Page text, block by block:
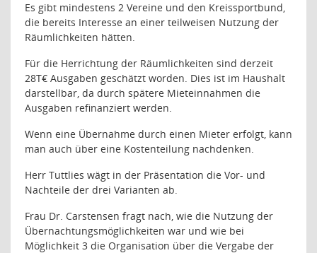
Es gibt mindestens 2 Vereine und den Kreissportbund,
die bereits Interesse an einer teilweisen Nutzung der
Räumlichkeiten hätten.
Für die Herrichtung der Räumlichkeiten sind derzeit
28T€ Ausgaben geschätzt worden. Dies ist im Haushalt
darstellbar, da durch spätere Mieteinnahmen die
Ausgaben refinanziert werden.
Wenn eine Übernahme durch einen Mieter erfolgt, kann
man auch über eine Kostenteilung nachdenken.
Herr Tuttlies wägt in der Präsentation die Vor- und
Nachteile der drei Varianten ab.
Frau Dr. Carstensen fragt nach, wie die Nutzung der
Übernachtungsmöglichkeiten war und wie bei
Möglichkeit 3 die Organisation über die Vergabe der